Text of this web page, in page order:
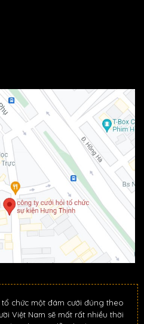
chức một đám cưới đúng theo
Việt Nam sẽ mất rất nhiều thời